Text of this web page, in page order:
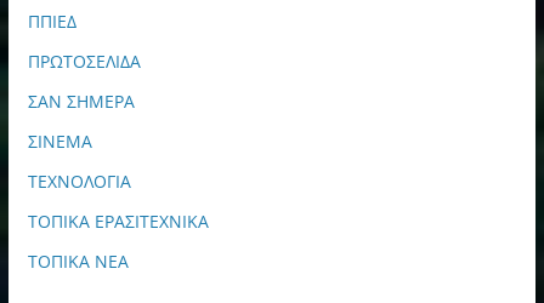
ΠΠΙΕΔ
ΠΡΩΤΟΣΕΛΙΔΑ
ΣΑΝ ΣΗΜΕΡΑ
ΣΙΝΕΜΑ
ΤΕΧΝΟΛΟΓΙΑ
ΤΟΠΙΚΑ ΕΡΑΣΙΤΕΧΝΙΚΑ
ΤΟΠΙΚΑ ΝΕΑ